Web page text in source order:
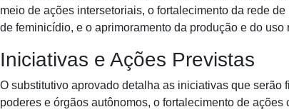
meio de ações intersetoriais, o fortalecimento da rede
de feminicídio, e o aprimoramento da produção e do
Iniciativas e Ações Previstas
O substitutivo aprovado detalha as iniciativas que
poderes e órgãos autônomos, o fortalecimento de